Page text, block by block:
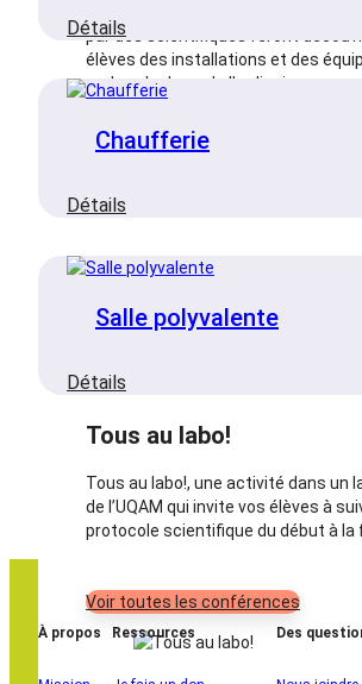
par des scientifiques feront
élèves des installations et des
recherche hors de l’ordinaire.
Voir toutes les visites
Tous au labo!
Tous au labo!
Tous au labo!, une activité dans un
de l’UQAM qui invite vos élèves à
protocole scientifique du début à la
Voir toutes les conférences
Détails
Amphithéâtre
Chaufferie
Détails
Salle polyvalente
Détails
polyvalente
À propos Ressources Des